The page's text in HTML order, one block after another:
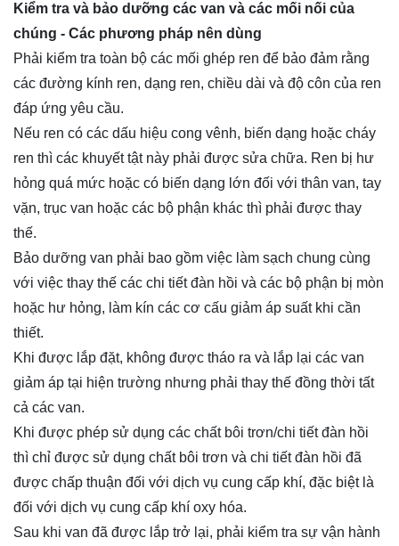
Kiểm tra và bảo dưỡng các van và các mối nối của
chúng - Các phương pháp nên dùng
Phải kiểm tra toàn bộ các mối ghép ren để bảo đảm rằng
các đường kính ren, dạng ren, chiều dài và độ côn của ren
đáp ứng yêu cầu.
Nếu ren có các dấu hiệu cong vênh, biến dạng hoặc cháy
ren thì các khuyết tật này phải được sửa chữa. Ren bị hư
hỏng quá mức hoặc có biến dạng lớn đối với thân van, tay
vặn, trục van hoặc các bộ phận khác thì phải được thay
thế.
Bảo dưỡng van phải bao gồm việc làm sạch chung cùng
với việc thay thế các chi tiết đàn hồi và các bộ phận bị mòn
hoặc hư hỏng, làm kín các cơ cấu giảm áp suất khi cần
thiết.
Khi được lắp đặt, không được tháo ra và lắp lại các van
giảm áp tại hiện trường nhưng phải thay thế đồng thời tất
cả các van.
Khi được phép sử dụng các chất bôi trơn/chi tiết đàn hồi
thì chỉ được sử dụng chất bôi trơn và chi tiết đàn hồi đã
được chấp thuận đối với dịch vụ cung cấp khí, đặc biệt là
đối với dịch vụ cung cấp khí oxy hóa.
Sau khi van đã được lắp trở lại, phải kiểm tra sự vận hành